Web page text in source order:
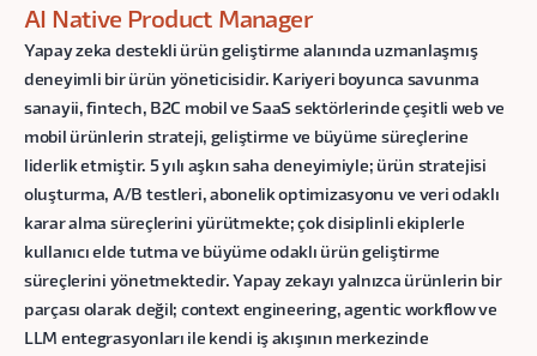
AI Native Product Manager
Yapay zeka destekli ürün geliştirme alanında uzmanlaşmış
deneyimli bir ürün yöneticisidir. Kariyeri boyunca savunma
sanayii, fintech, B2C mobil ve SaaS sektörlerinde çeşitli web ve
mobil ürünlerin strateji, geliştirme ve büyüme süreçlerine
liderlik etmiştir. 5 yılı aşkın saha deneyimiyle; ürün stratejisi
oluşturma, A/B testleri, abonelik optimizasyonu ve veri odaklı
karar alma süreçlerini yürütmekte; çok disiplinli ekiplerle
kullanıcı elde tutma ve büyüme odaklı ürün geliştirme
süreçlerini yönetmektedir. Yapay zekayı yalnızca ürünlerin bir
parçası olarak değil; context engineering, agentic workflow ve
LLM entegrasyonları ile kendi iş akışının merkezinde